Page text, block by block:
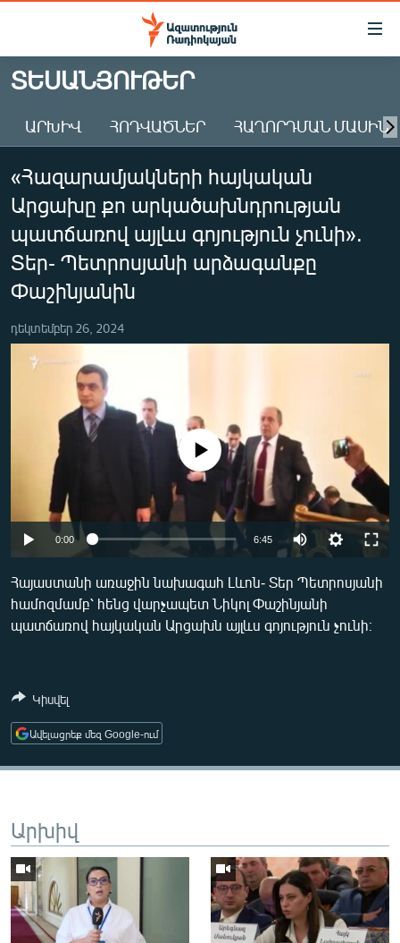
Մատչելիության
Անցնել
հիմնական
Անցնել
հիմնական
մենյուին
Որոնում
ԱԶԱՏՈՒԹՅՈՒՆ TV
ՀԱՅԱՍՏԱՆ
ԸՆՏՐՈՒԹՅՈՒՆՆԵՐ 2026
ԻՐԱՎՈՒՆՔ
ՀԱՍԱՐԱԿՈՒԹՅՈՒՆ
ՏՆՏԵՍՈՒԹՅՈՒՆ
ՊԱՏԵՐԱԶՄԻ 6 ՇԱԲԱԹՆԵՐԸ
ՏԱՐԱԾԱՇՐՋԱՆ
ՄԻՋԱԶԳԱՅԻՆ
ՄՇԱԿՈՒՅԹ
ՍՊՈՐՏ
ՄԵԿՆԱԲԱՆՈՒԹՅՈՒՆ
ՏՏ ԵՒ ԻՆՏԵՐՆԵՏ
ԿՈՐՈՆԱՎԻՐՈՒՍ
ԱՐԽԻՎ
ՁԳՏԵԼՈՎ ԼԱՎԱԳՈՒՅՆԻՆ
ՓՈԴՔԱՍԹ
Русский
ՀԵՏԵՎԵՔ ՄԵԶ
ՏԵՍԱՆՅՈՒԹԵՐ
ԱՐԽԻՎ ՀՈԴՎԱԾՆԵՐ ՀԱՂՈՐԴՄԱՆ ՄԱՍԻՆ
«Հազարամյակների հայկական
Արցախը քո արկածախնդրության
պատճառով այլևս գոյություն չունի».
Տեր- Պետրոսյանի արձագանքը
Փաշինյանին
դեկտեմբեր 26, 2024
No media source currently available
0:00 6:45
360p
480p
Հայաստանի առաջին նախագահ Լևոն- Տեր Պետրոսյանի
համոզմամբ՝ հենց վարչապետ Նիկոլ Փաշինյանի
պատճառով հայկական Արցախն այլևս գոյություն չունի։
Կիսվել
Ավելացրեք մեզ Google-ում
Արխիվ